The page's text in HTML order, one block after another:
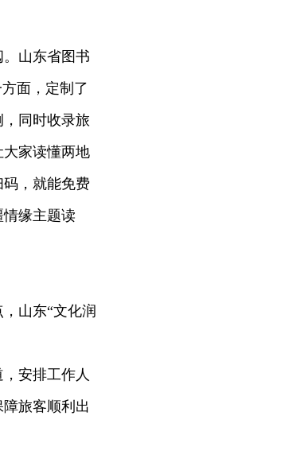
山东省图书
面，定制了
同时收录旅
家读懂两地
，就能免费
缘主题读
山东“文化润
安排工作人
旅客顺利出